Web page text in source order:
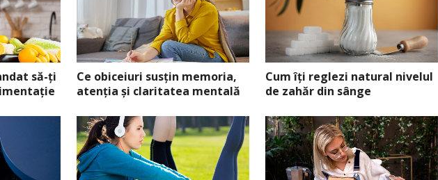
să-ți
Ce obiceiuri susțin memoria,
atenția și claritatea mentală
Cum îți reglezi natural nivelul
de zahăr din sânge